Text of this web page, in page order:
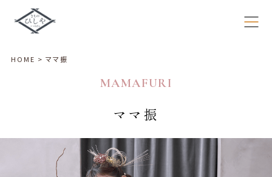
HOME > ママ振
MAMAFURI
ママ振